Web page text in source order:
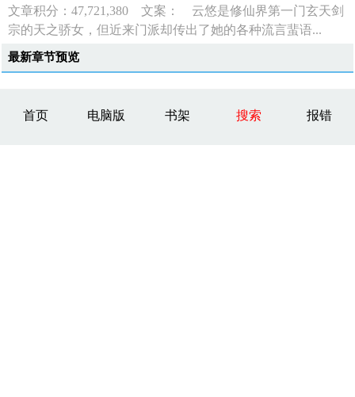
文章积分：47,721,380 文案： 云悠是修仙界第一门玄天剑
宗的天之骄女，但近来门派却传出了她的各种流言蜚语...
最新章节预览
首页 电脑版 书架 搜索 报错